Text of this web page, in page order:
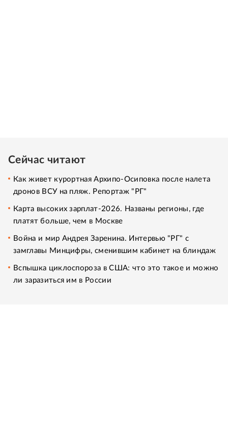
Сейчас читают
Как живет курортная Архипо-Осиповка после налета
дронов ВСУ на пляж. Репортаж "РГ"
Карта высоких зарплат-2026. Названы регионы, где
платят больше, чем в Москве
Война и мир Андрея Заренина. Интервью "РГ" с
замглавы Минцифры, сменившим кабинет на блиндаж
Вспышка циклоспороза в США: что это такое и можно
ли заразиться им в России